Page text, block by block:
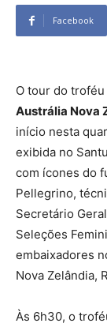
Facebook
O tour do troféu
Austrália Nova
início nesta
exibida no
com ícones do
Pellegrino,
Secretário
Seleções
embaixadores
Nova Zelândia,
Às 6h30, o